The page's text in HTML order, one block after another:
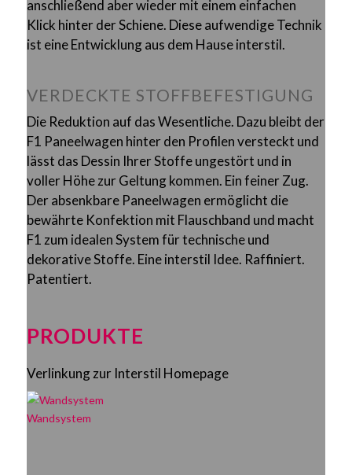
anschließend aber wieder mit einem einfachen
Klick hinter der Schiene. Diese aufwendige Technik
ist eine Entwicklung aus dem Hause interstil.
VERDECKTE STOFFBEFESTIGUNG
Die Reduktion auf das Wesentliche. Dazu bleibt der
F1 Paneelwagen hinter den Profilen versteckt und
lässt das Dessin Ihrer Stoffe ungestört und in
voller Höhe zur Geltung kommen. Ein feiner Zug.
Der absenkbare Paneelwagen ermöglicht die
bewährte Konfektion mit Flauschband und macht
F1 zum idealen System für technische und
dekorative Stoffe. Eine interstil Idee. Raffiniert.
Patentiert.
PRODUKTE
Verlinkung zur Interstil Homepage
Wandsystem